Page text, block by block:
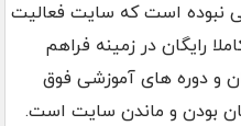
نبوده است که سایت فعالیت
رایگان در زمینه فراهم
و دوره های آموزشی فوق
بودن و ماندن سایت است.